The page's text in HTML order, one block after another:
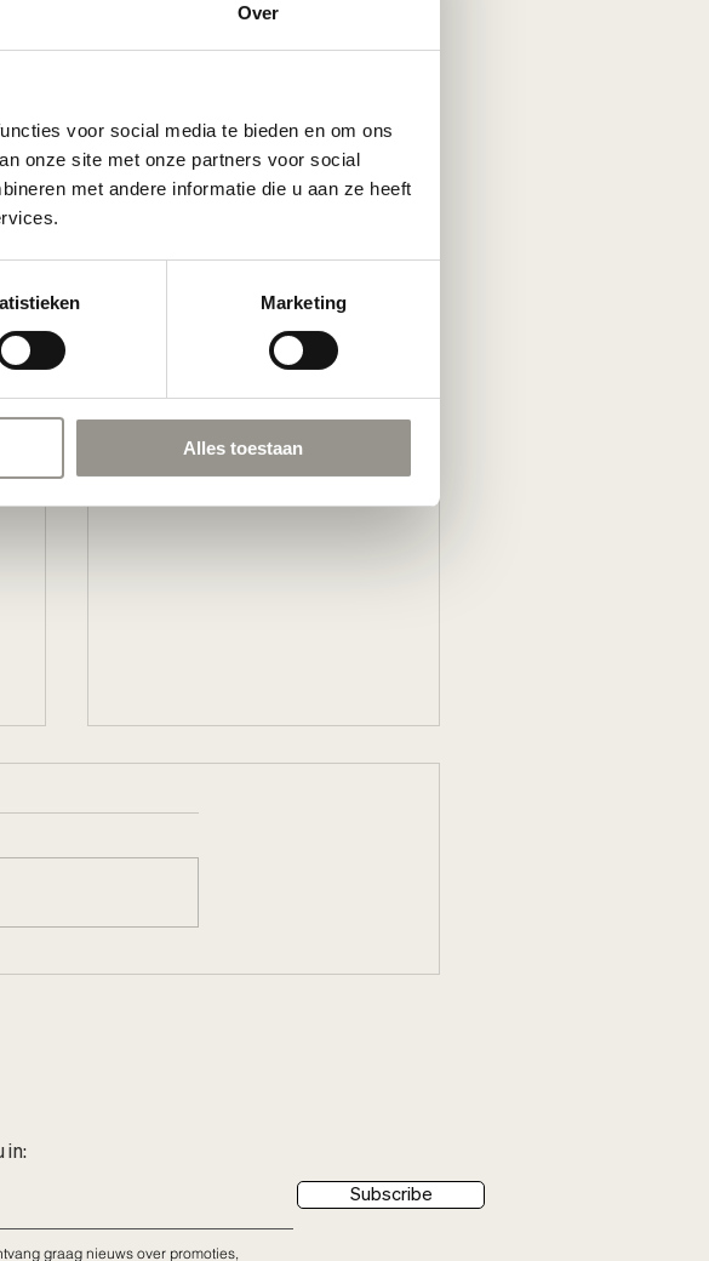
Over
voor social media te bieden en om ons
onze site met onze partners voor social
met andere informatie die u aan ze heeft
Marketing
Alles toestaan
acties.
in:
graag nieuws over promoties,
Subscribe